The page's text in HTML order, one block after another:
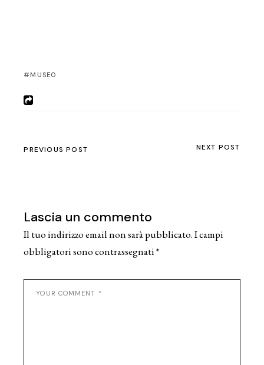
MUSEO
PREVIOUS POST NEXT POST
Lascia un commento
Il tuo indirizzo email non sarà pubblicato.I campi
obbligatori sono contrassegnati*